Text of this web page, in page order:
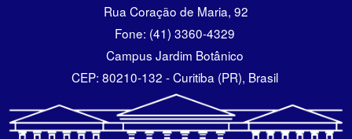
Rua Coração de Maria, 92
Fone: (41) 3360-4329
Campus Jardim Botânico
CEP: 80210-132 - Curitiba (PR), Brasil